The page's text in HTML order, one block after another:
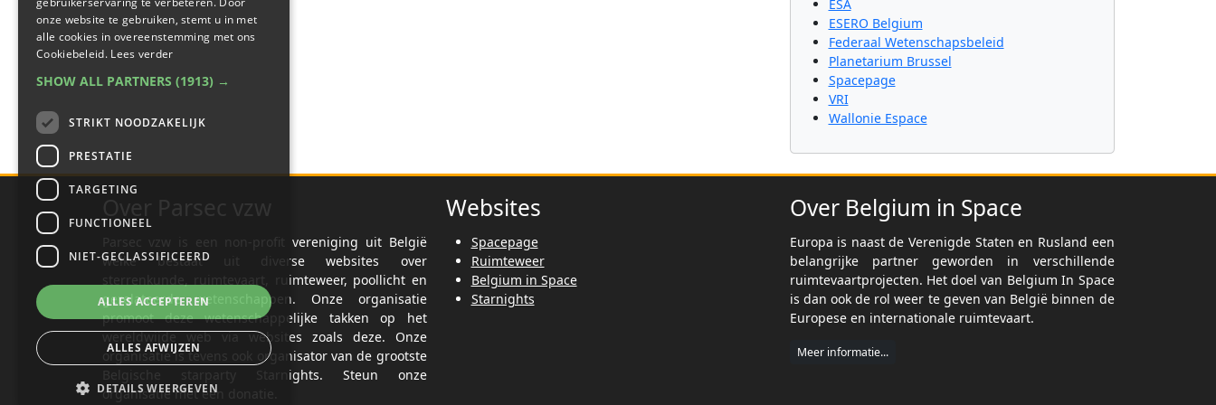
ESA
ESERO Belgium
Federaal Wetenschapsbeleid
Planetarium Brussel
Spacepage
VRI
Wallonie Espace
Parsec vzw is een non-profit vereniging uit België
welke bestaat uit diverse websites over
sterrenkunde, ruimtevaart, ruimteweer, poollicht en
gerelateerde wetenschappen. Onze organisatie
promoot deze wetenschappelijke takken op het
wereldwijde web via websites zoals deze. Onze
organisatie is tevens ook organisator van de grootste
Belgische starparty Starnights. Steun onze
organisatie met een donatie.
Websites
Spacepage
Ruimteweer
Belgium in Space
Starnights
Over Belgium in Space
Europa is naast de Verenigde Staten en Rusland een
belangrijke partner geworden in verschillende
ruimtevaartprojecten. Het doel van Belgium In Space
is dan ook de rol weer te geven van België binnen de
Europese en internationale ruimtevaart.
Meer informatie...
onze website te gebruiken, stemt u in met
alle cookies in overeenstemming met ons
Cookiebeleid. Lees verder
SHOW ALL PARTNERS (1913) →
STRIKT NOODZAKELIJK
PRESTATIE
TARGETING
FUNCTIONEEL
NIET-GECLASSIFICEERD
ALLES ACCEPTEREN
ALLES AFWIJZEN
DETAILS WEERGEVEN